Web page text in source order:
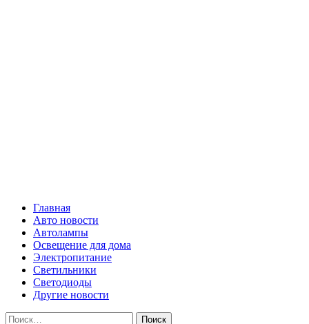
Главная
Авто новости
Автолампы
Освещение для дома
Электропитание
Светильники
Светодиоды
Другие новости
Найти: